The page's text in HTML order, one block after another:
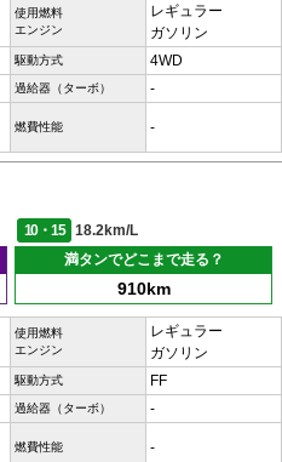
使用燃料
エンジン
レギュラー
ガソリン
駆動方式 4WD
過給器（ターボ） -
燃費性能 -
10・15
18.2km/L
満タンでどこまで走る？
910km
使用燃料
エンジン
レギュラー
ガソリン
駆動方式 FF
過給器（ターボ） -
燃費性能 -